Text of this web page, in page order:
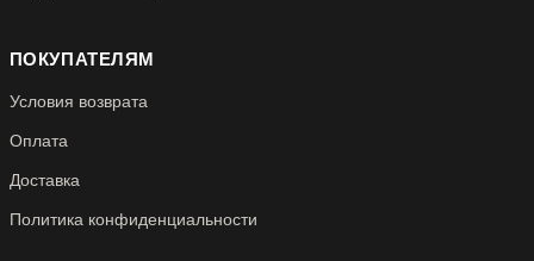
ПОКУПАТЕЛЯМ
Условия возврата
Оплата
Доставка
Политика конфиденциальности